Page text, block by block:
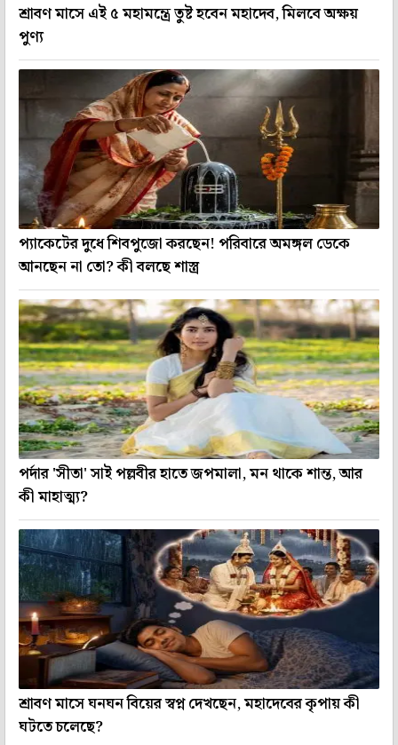
শ্রাবণ মাসে এই ৫ মহামন্ত্রে তুষ্ট হবেন মহাদেব, মিলবে অক্ষয়
পুণ্য
প্যাকেটের দুধে শিবপুজো করছেন! পরিবারে অমঙ্গল ডেকে
আনছেন না তো? কী বলছে শাস্ত্র
পর্দার 'সীতা' সাই পল্লবীর হাতে জপমালা, মন থাকে শান্ত, আর
কী মাহাত্ম্য?
শ্রাবণ মাসে ঘনঘন বিয়ের স্বপ্ন দেখছেন, মহাদেবের কৃপায় কী
ঘটতে চলেছে?